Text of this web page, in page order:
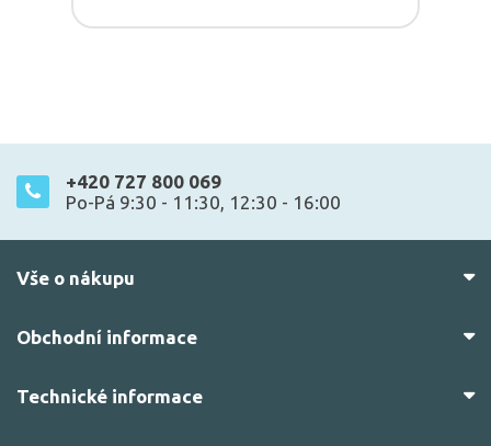
+420 727 800 069
Po-Pá 9:30 - 11:30, 12:30 - 16:00
Vše o nákupu
Obchodní informace
Technické informace